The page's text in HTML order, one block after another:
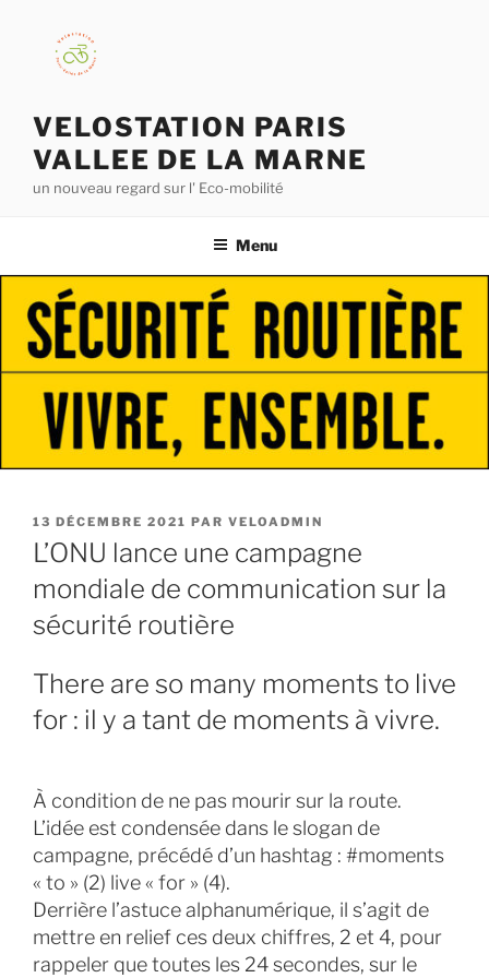
contenu
VELOSTATION PARIS
VALLEE DE LA MARNE
un nouveau regard sur l' Eco-mobilité
Menu
PUBLIÉ
LE
13 DÉCEMBRE 2021 PAR VELOADMIN
L’ONU lance une campagne
mondiale de communication sur la
sécurité routière
There are so many moments to live
for : il y a tant de moments à vivre.
À condition de ne pas mourir sur la route.
L’idée est condensée dans le slogan de
campagne, précédé d’un hashtag : #moments
« to » (2) live « for » (4).
Derrière l’astuce alphanumérique, il s’agit de
mettre en relief ces deux chiffres, 2 et 4, pour
rappeler que toutes les 24 secondes, sur le